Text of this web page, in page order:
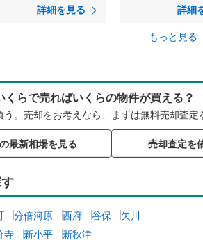
詳細を見る
詳細
もっと見る
くらで売ればいくらの物件が買える？
。売却をお考えなら、まずは無料売却査定
最新相場を見る 売却査定を
分倍河原 西府 谷保
矢川
寺 新小平 新秋津